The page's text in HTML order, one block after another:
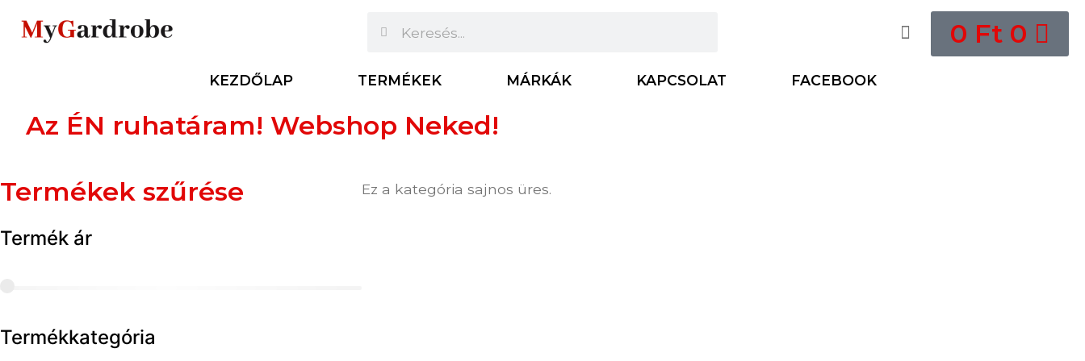
0 Ft 0
KEZDŐLAP TERMÉKEK MÁRKÁK KAPCSOLAT FACEBOOK
Az ÉN ruhatáram! Webshop Neked!
Termékek szűrése
Termék ár
Termékkategória
Ez a kategória sajnos üres.